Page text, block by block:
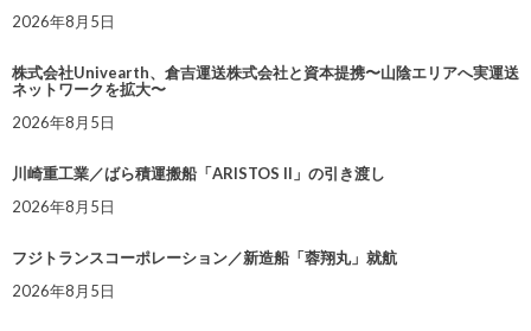
2026年8月5日
株式会社Univearth、倉吉運送株式会社と資本提携〜山陰エリアへ実運送
ネットワークを拡大〜
2026年8月5日
川崎重工業／ばら積運搬船「ARISTOS II」の引き渡し
2026年8月5日
フジトランスコーポレーション／新造船「蓉翔丸」就航
2026年8月5日